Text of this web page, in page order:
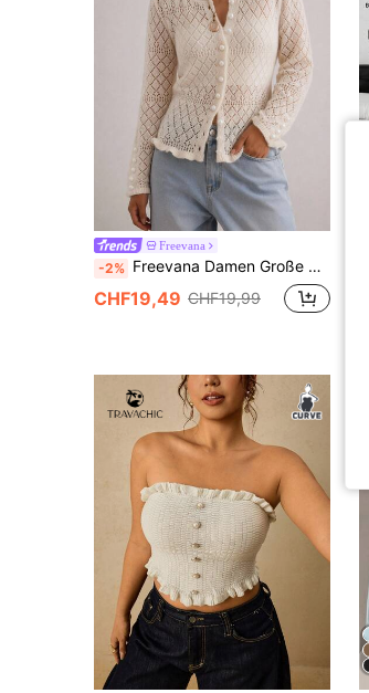
Freevana
-2% Freevana Damen Große Größen Strick-Cardigan, Aprikose Hell Khaki Langarm Rundhals Elastisch Slim Fit Elegant Lässig Streetwear Frühling Sommer Große Größen Damenbekleidung Frühling Sommer Damen Top
CHF19,49 CHF19,99